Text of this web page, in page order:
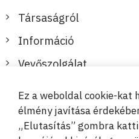
Társaságról
Információ
Vevőszolgálat
Biztonságos és
Ez a weboldal cookie-kat
élmény javítása
„Elutasítás” gombra